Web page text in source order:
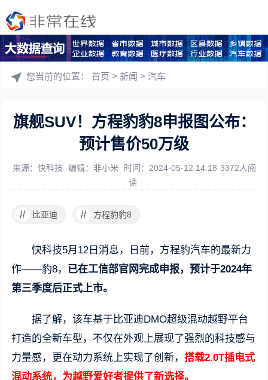
您当前的位置：首页 >新闻 >汽车
旗舰SUV！方程豹豹8申报图公布：
预计售价50万级
来源：快科技 编辑：非小米 时间：2024-05-12 14:18 3372人阅
读
# 比亚迪 # 方程豹豹8
快科技5月12日消息，日前，方程豹汽车的最新力
作——豹8， 已在工信部官网完成申报，预计于2024年
第三季度后正式上市。
据了解，该车基于比亚迪DMO超级混动越野平台
打造的全新车型，不仅在外观上展现了强烈的科技感与
力量感，更在动力系统上实现了创新，搭载2.0T插电式
混动系统，为越野爱好者提供了新选择。